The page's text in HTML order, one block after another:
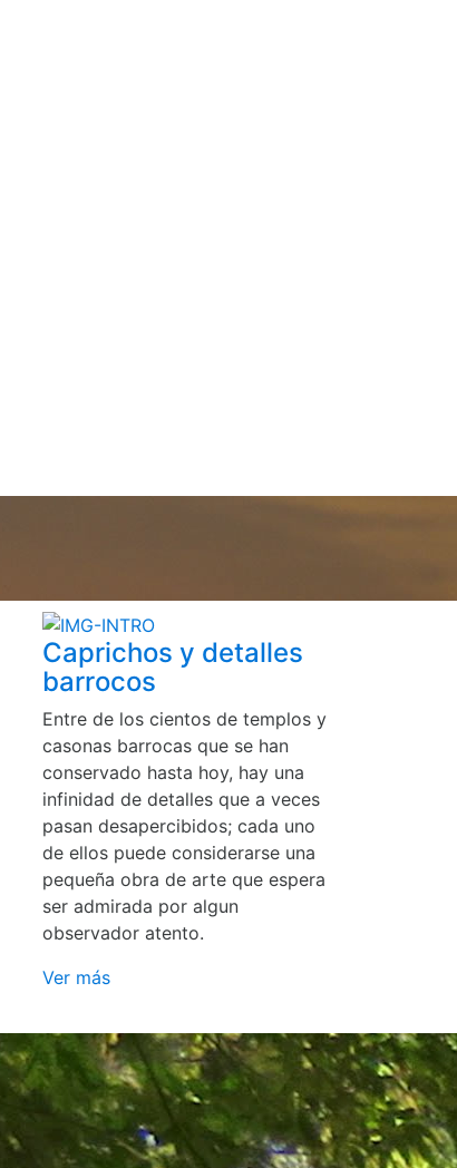
Caprichos y detalles
barrocos
Entre de los cientos de templos y
casonas barrocas que se han
conservado hasta hoy, hay una
infinidad de detalles que a veces
pasan desapercibidos; cada uno
de ellos puede considerarse una
pequeña obra de arte que espera
ser admirada por algun
observador atento.
Ver más